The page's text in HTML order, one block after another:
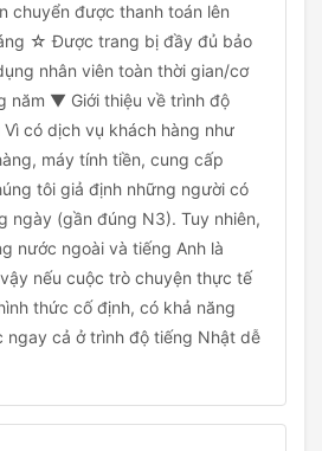
chuyển được thanh toán lên
☆ Được trang bị đầy đủ bảo
nhân viên toàn thời gian/cơ
năm ▼ Giới thiệu về trình độ
có dịch vụ khách hàng như
máy tính tiền, cung cấp
tôi giả định những người có
ngày (gần đúng N3). Tuy nhiên,
nước ngoài và tiếng Anh là
nếu cuộc trò chuyện thực tế
thức cố định, có khả năng
ngay cả ở trình độ tiếng Nhật dễ